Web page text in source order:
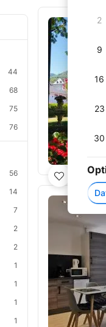
2
9
16
23
30
44
68
75
76
56
14
7
2
2
1
1
1
1
Voici les